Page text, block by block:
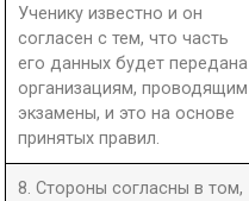
Ученику известно и он
согласен с тем, что часть
его данных будет передана
организациям, проводящим
экзамены, и это на основе
принятых правил.
8. Стороны согласны в том,